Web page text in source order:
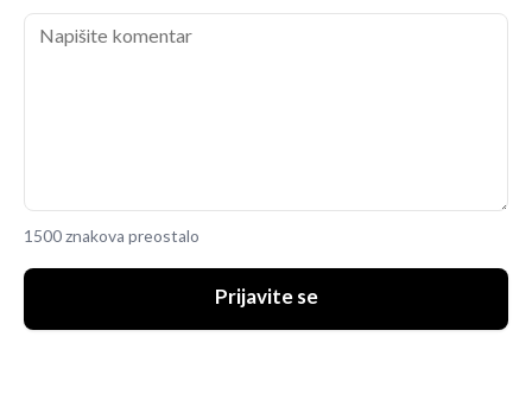
1500 znakova preostalo
Prijavite se